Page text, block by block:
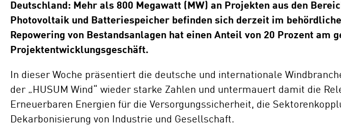
Batteriespeicherlösungen
ENERGYNIOUS –
Individuelle
Deutschland: Mehr als 800 Megawatt (MW) an Projekten aus den
Photovoltaik und Batteriespeicher befinden sich derzeit im
Repowering von Bestandsanlagen hat einen Anteil von 20 Prozent am
Projektentwicklungsgeschäft.
In dieser Woche präsentiert die deutsche und internationale
der „HUSUM Wind“ wieder starke Zahlen und untermauert damit die
Erneuerbaren Energien für die Versorgungssicherheit, die
Dekarbonisierung von Industrie und Gesellschaft.